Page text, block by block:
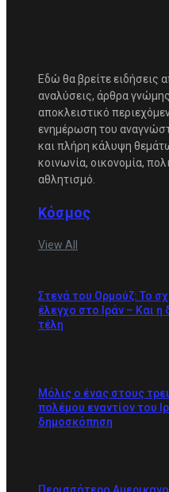
Εδώ θα βρείτε ειδήσεις
αναλύσεις, άρθρα
αποκλειστικό
ενημέρωση του
και πλήρη κάλυψη
κοινωνία, οικονομία,
αθλητισμό.
Κόσμος
View All
Στενά του Ορμούζ: Το
έλεγχο στο Ιράν – Και η
τέλη
Μόλις ο ένας στους
πολέμου εναντίον του
δημοσκόπηση